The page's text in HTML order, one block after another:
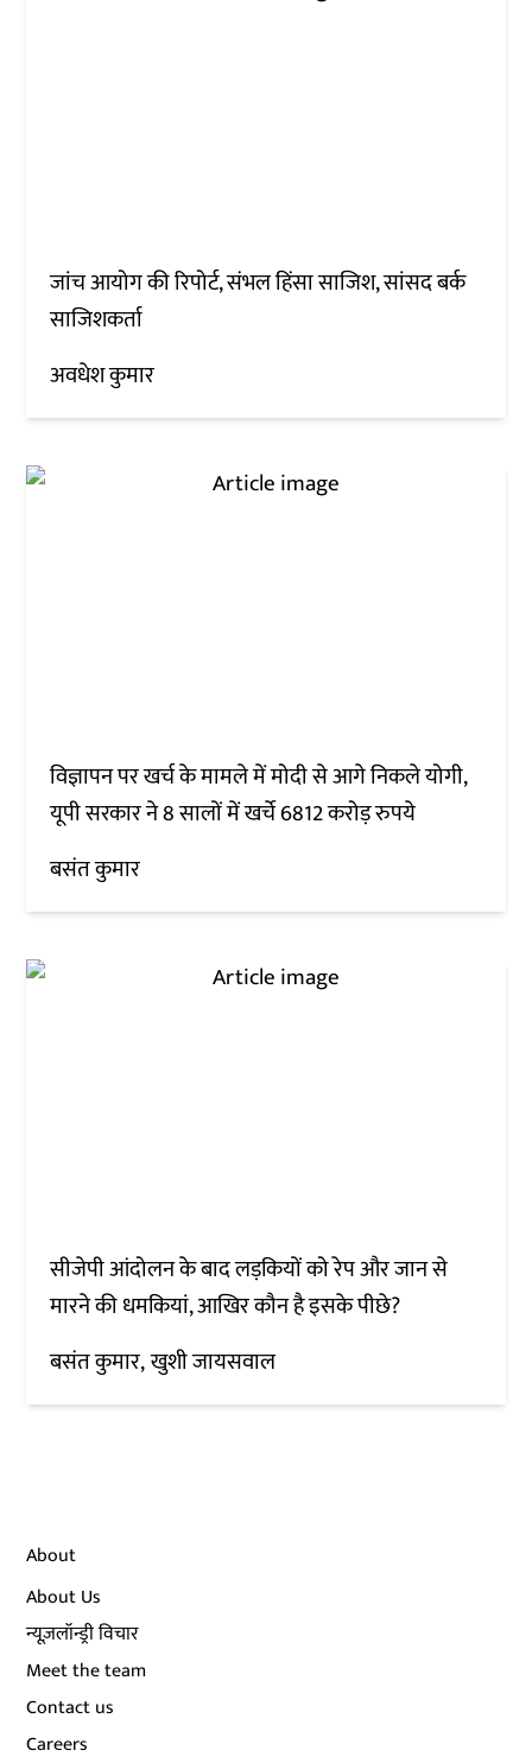
जांच आयोग की रिपोर्ट, संभल हिंसा साजिश, सांसद बर्क
साजिशकर्ता
अवधेश कुमार
विज्ञापन पर खर्च के मामले में मोदी से आगे निकले योगी,
यूपी सरकार ने 8 सालों में खर्चे 6812 करोड़ रुपये
बसंत कुमार
सीजेपी आंदोलन के बाद लड़कियों को रेप और जान से
मारने की धमकियां, आखिर कौन है इसके पीछे?
बसंत कुमार खुशी जायसवाल
About
About Us
न्यूज़लॉन्ड्री विचार
Meet the team
Contact us
Careers